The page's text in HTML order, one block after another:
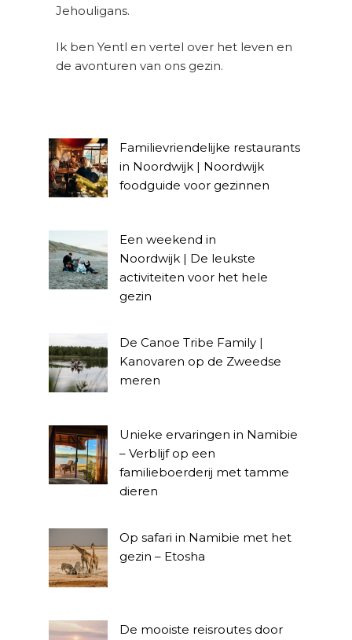
Jehouligans.
Ik ben Yentl en vertel over het leven en
de avonturen van ons gezin.
Familievriendelijke restaurants
in Noordwijk | Noordwijk
foodguide voor gezinnen
Een weekend in
Noordwijk | De leukste
activiteiten voor het hele
gezin
De Canoe Tribe Family |
Kanovaren op de Zweedse
meren
Unieke ervaringen in Namibie
– Verblijf op een
familieboerderij met tamme
dieren
Op safari in Namibie met het
gezin – Etosha
De mooiste reisroutes door